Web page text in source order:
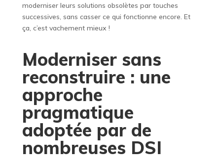
moderniser leurs solutions obsolètes par touches
successives, sans casser ce qui fonctionne encore. Et
ça, c’est vachement mieux !
Moderniser sans
reconstruire : une
approche
pragmatique
adoptée par de
nombreuses DSI